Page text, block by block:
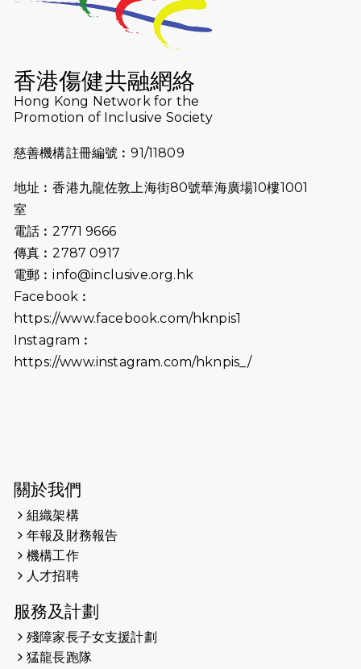
2025-09-08 渣打香港馬拉松2026 慈善計劃
Lockton Fearless Dragon Trail
Run 2025
2025-08-07 諾德 x 猛龍慈善共融音樂夜2025
🌟
2025-06-15
會及愛。匯聚商龍會支持！
2025-06-09
《猛龍傳之誰怕誰》電影欣賞 - 感謝
生，GBS，JP出席
2025-06-06
《為你喝采陳百強歌迷會》慷慨贊助
38張門票欣賞香港中樂團 X 陳百強 —
2025-03-21
2025-02-20
2025-02-06
2025-02-05
馬拉松與猛龍國際共融大使Lukas
香港傷健共融網絡
Hong Kong Network for the
Promotion of Inclusive Society
慈善機構註冊編號︰91/11809
地址︰香港九龍佐敦上海街80號華海廣場10樓1001
室
電話︰2771 9666
傳真︰2787 0917
電郵︰info@inclusive.org.hk
Facebook︰
https://www.facebook.com/hknpis1
Instagram︰
https://www.instagram.com/hknpis_/
關於我們
組織架構
年報及財務報告
機構工作
人才招聘
服務及計劃
殘障家長子女支援計劃
猛龍長跑隊